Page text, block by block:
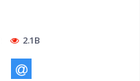
2.1B